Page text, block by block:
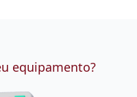
equipamento?